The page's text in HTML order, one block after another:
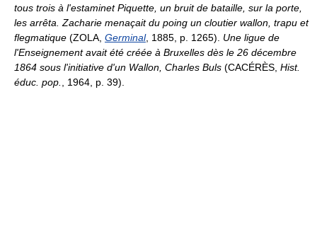
tous trois à l'estaminet Piquette, un bruit de bataille, sur la porte,
les arrêta. Zacharie menaçait du poing un cloutier wallon, trapu et
flegmatique (ZOLA, Germinal, 1885, p. 1265). Une ligue de
l'Enseignement avait été créée à Bruxelles dès le 26 décembre
1864 sous l'initiative d'un Wallon, Charles Buls (CACÉRÈS, Hist.
éduc. pop.
, 1964, p. 39).